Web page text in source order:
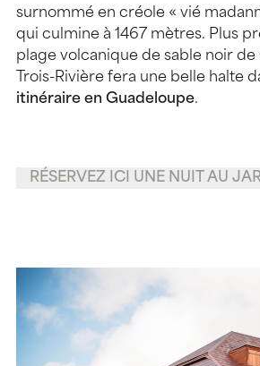
surnommé en créole « vié
qui culmine à 1467 mètres. Plus
plage volcanique de sable noir de
Trois-Rivière fera une belle halte
itinéraire en Guadeloupe.
RÉSERVEZ ICI UNE NUIT AU